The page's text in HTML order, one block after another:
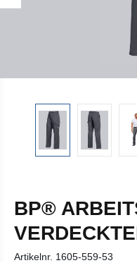
BP®
Artikelnr. 1605-559-53